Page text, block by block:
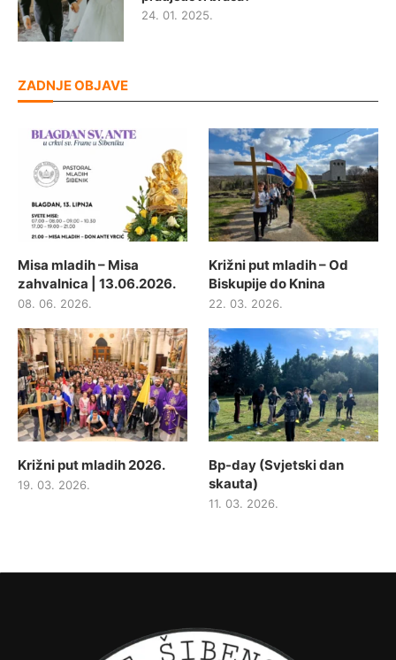
24. 01. 2025.
ZADNJE OBJAVE
Misa mladih – Misa
zahvalnica | 13.06.2026.
08. 06. 2026.
Križni put mladih – Od
Biskupije do Knina
22. 03. 2026.
Križni put mladih 2026.
19. 03. 2026.
Bp-day (Svjetski dan
skauta)
11. 03. 2026.